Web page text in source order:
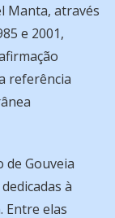
Manta, através
e 2001,
referência
Gouveia
à
Entre elas